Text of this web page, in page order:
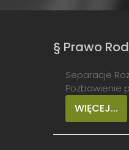
§ Prawo
Separacje
Pozbawienie
WIĘCEJ...